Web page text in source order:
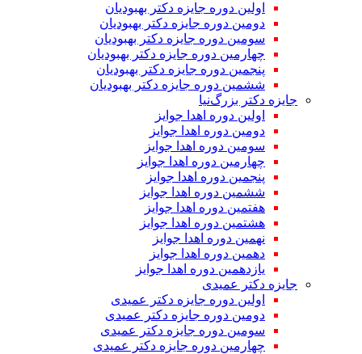
اولین دوره جایزه دکتر بهبودیان
دومین دوره جایزه دکتر بهبودیان
سومین دوره جایزه دکتر بهبودیان
چهارمین دوره جایزه دکتر بهبودیان
پنجمین دوره جایزه دکتر بهبودیان
ششمین دوره جایزه دکتر بهبودیان
جایزه دکتر بزرگ‌نیا
اولین دوره اهدا جوایز
دومین دوره اهدا جوایز
سومین دوره اهدا جوایز
چهارمین دوره اهدا جوایز
پنجمین دوره اهدا جوایز
ششمین دوره اهدا جوایز
هفتمین دوره اهدا جوایز
هشتمین دوره اهدا جوایز
نهمین دوره اهدا جوایز
دهمین دوره اهدا جوایز
یازدهمین دوره اهدا جوایز
جایزه دکتر عمیدی
اولین دوره جایزه دکتر عمیدی
دومین دوره جایزه دکتر عمیدی
سومین دوره جایزه دکتر عمیدی
چهارمین دوره جایزه دکتر عمیدی